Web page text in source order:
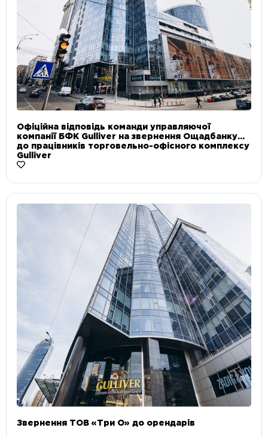
Офіційна відповідь команди управляючої
компанії БФК Gulliver на звернення Ощадбанку
до працівників торговельно-офісного комплексу
Gulliver
Звернення ТОВ «Три О» до орендарів